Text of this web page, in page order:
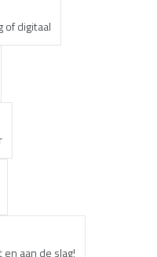
of digitaal
aan de slag!